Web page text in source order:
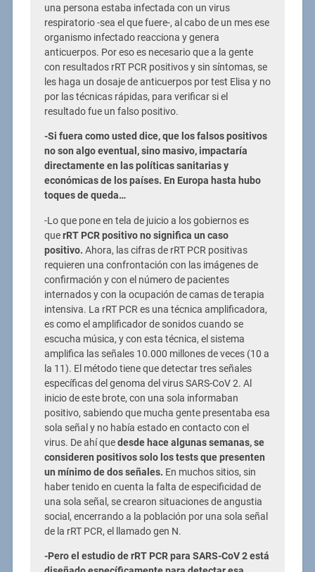
una persona estaba infectada con un virus
respiratorio -sea el que fuere-, al cabo de un mes ese
organismo infectado reacciona y genera
anticuerpos. Por eso es necesario que a la gente
con resultados rRT PCR positivos y sin síntomas, se
les haga un dosaje de anticuerpos por test Elisa y no
por las técnicas rápidas, para verificar si el
resultado fue un falso positivo.
-Si fuera como usted dice, que los falsos positivos
no son algo eventual, sino masivo, impactaría
directamente en las políticas sanitarias y
económicas de los países. En Europa hasta hubo
toques de queda…
-Lo que pone en tela de juicio a los gobiernos es
querRT PCR positivo no significa un caso
positivo. Ahora, las cifras de rRT PCR positivas
requieren una confrontación con las imágenes de
confirmación y con el número de pacientes
internados y con la ocupación de camas de terapia
intensiva. La rRT PCR es una técnica amplificadora,
es como el amplificador de sonidos cuando se
escucha música, y con esta técnica, el sistema
amplifica las señales 10.000 millones de veces (10 a
la 11). El método tiene que detectar tres señales
específicas del genoma del virus SARS-CoV 2. Al
inicio de este brote, con una sola informaban
positivo, sabiendo que mucha gente presentaba esa
sola señal y no había estado en contacto con el
virus. De ahí quedesde hace algunas semanas, se
consideren positivos solo los tests que presenten
un mínimo de dos señales. En muchos sitios, sin
haber tenido en cuenta la falta de especificidad de
una sola señal, se crearon situaciones de angustia
social, encerrando a la población por una sola señal
de la rRT PCR, el llamado gen N.
-Pero el estudio de rRT PCR para SARS-CoV 2 está